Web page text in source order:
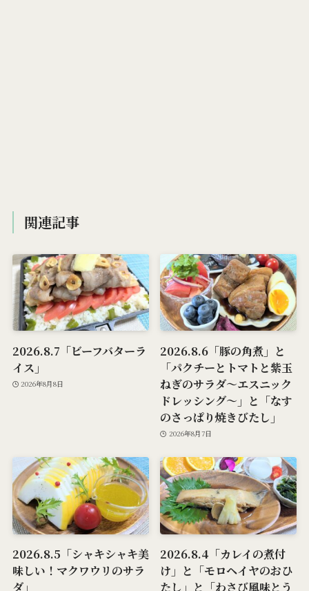
関連記事
2026.8.7「ビーフバターラ
イス」
2026年8月8日
2026.8.6「豚の角煮」と
「パクチーとトマトと紫玉
ねぎのサラダ～エスニック
ドレッシング～」と「なす
のさっぱり焼きびたし」
2026年8月7日
2026.8.5「シャキシャキ美
味しい！マクワウリのサラ
ダ」
2026.8.4「カレイの煮付
け」と「モロヘイヤのおひ
たし」と「わさび風味とう